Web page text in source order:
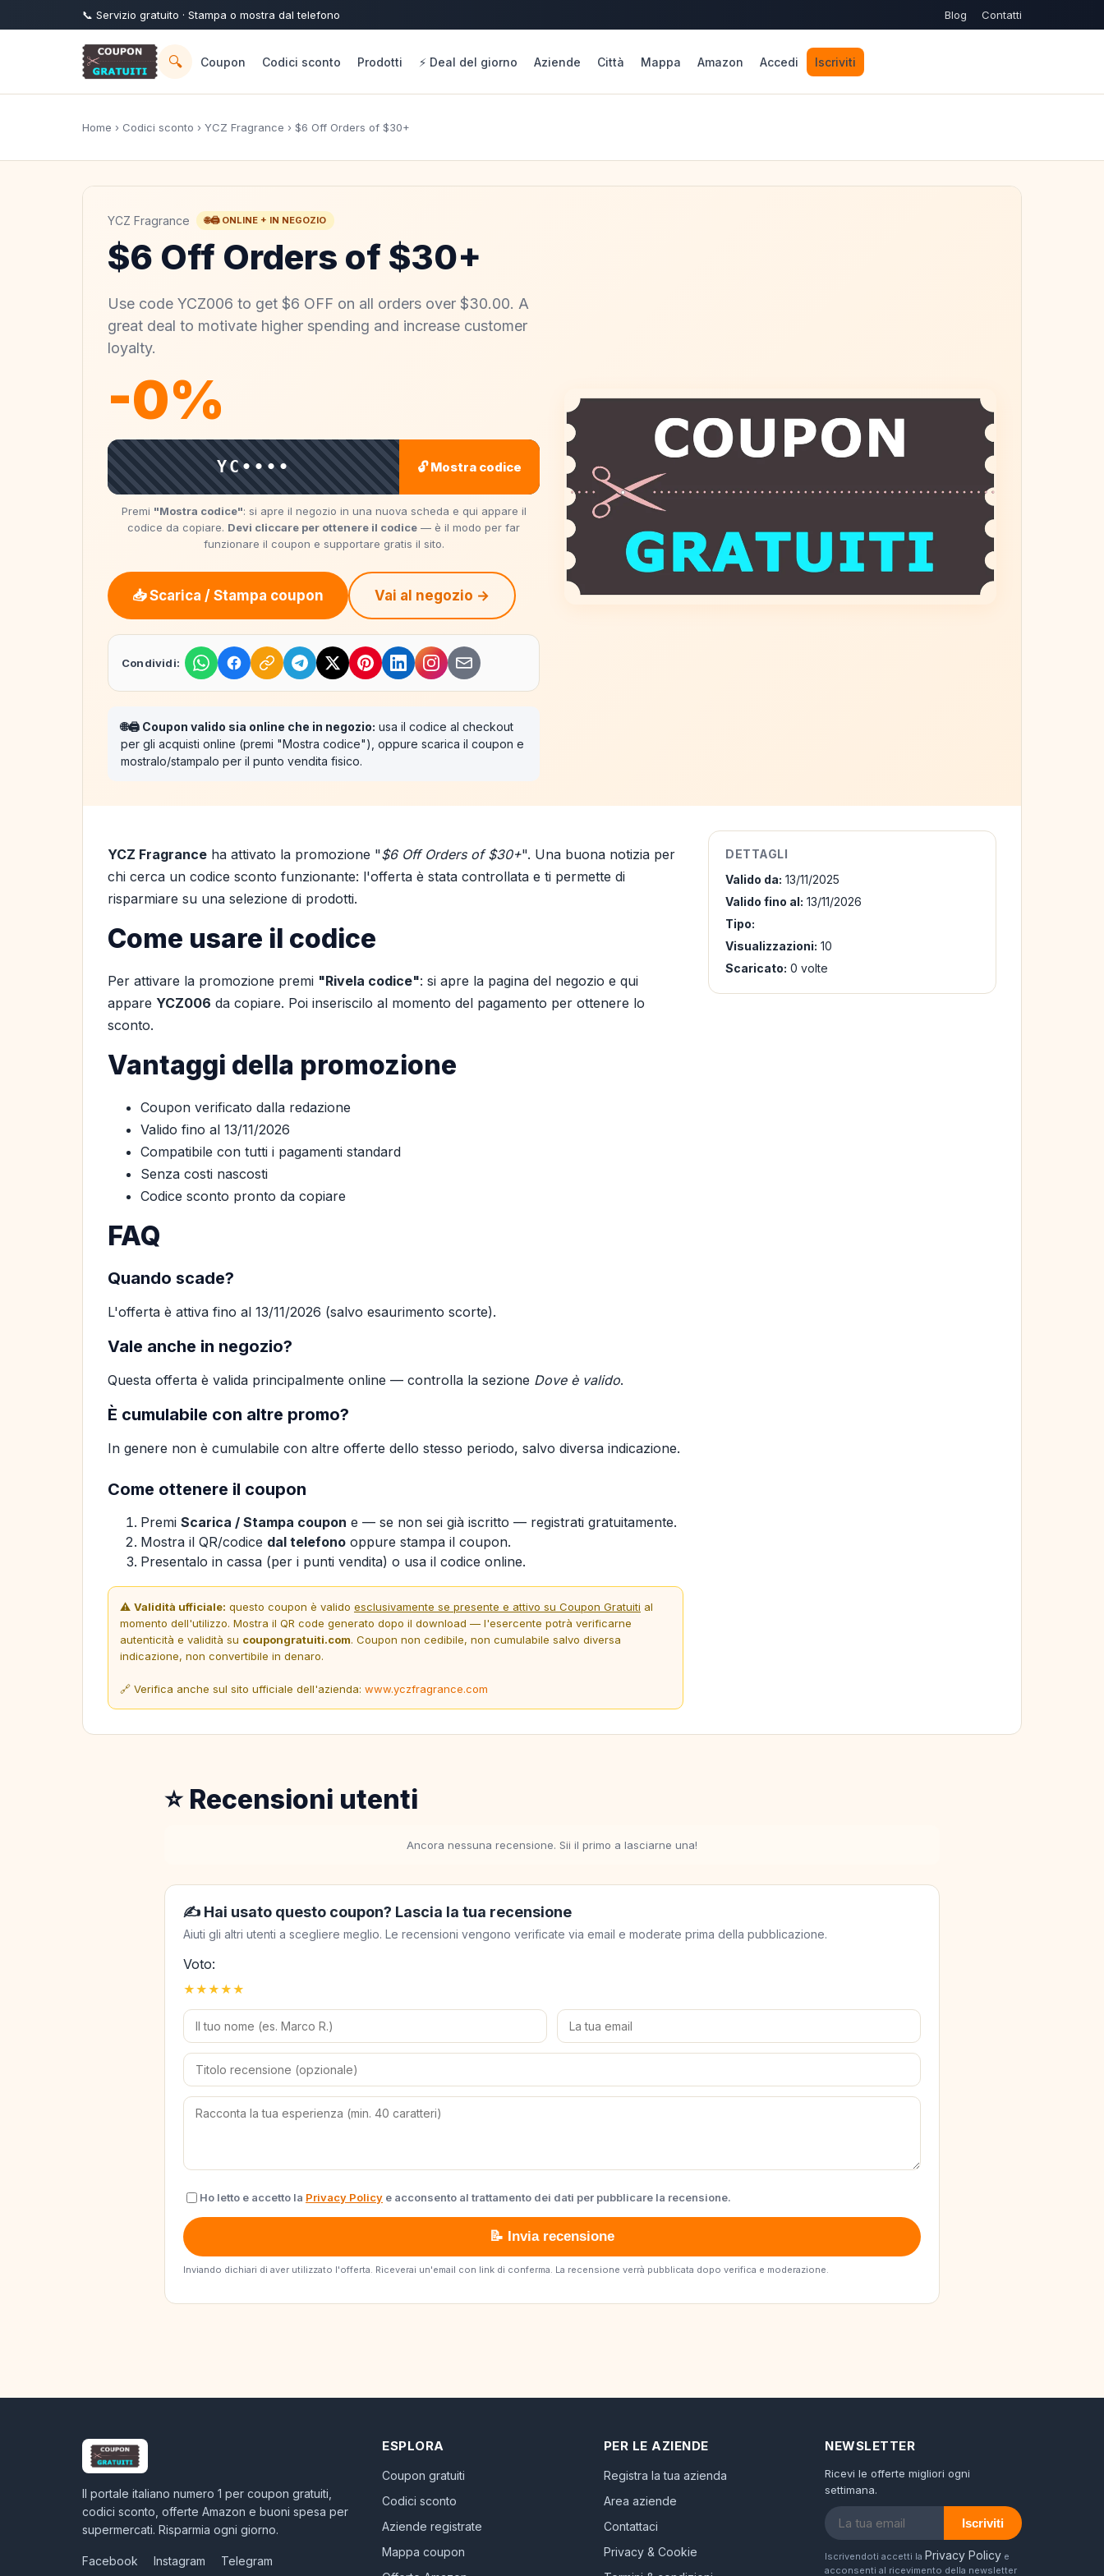
📞 Servizio gratuito · Stampa o mostra dal telefono Blog Contatti
🔍 Coupon Codici sconto Prodotti ⚡ Deal del giorno Aziende Città Mappa Amazon Accedi Iscriviti
Home › Codici sconto › YCZ Fragrance › $6 Off Orders of $30+
YCZ Fragrance 🌐🖨️ ONLINE + IN NEGOZIO
$6 Off Orders of $30+
Use code YCZ006 to get $6 OFF on all orders over $30.00. A
great deal to motivate higher spending and increase customer
loyalty.
-0%
YC•••• 🔓 Mostra codice
Premi "Mostra codice": si apre il negozio in una nuova scheda e qui appare il
codice da copiare. Devi cliccare per ottenere il codice — è il modo per far
funzionare il coupon e supportare gratis il sito.
📥 Scarica / Stampa coupon Vai al negozio →
Condividi:
🌐🖨️ Coupon valido sia online che in negozio: usa il codice al checkout
per gli acquisti online (premi "Mostra codice"), oppure scarica il coupon e
mostralo/stampalo per il punto vendita fisico.
YCZ Fragrance ha attivato la promozione "$6 Off Orders of $30+". Una buona notizia per
chi cerca un codice sconto funzionante: l'offerta è stata controllata e ti permette di
risparmiare su una selezione di prodotti.
Come usare il codice
Per attivare la promozione premi "Rivela codice": si apre la pagina del negozio e qui
appare YCZ006 da copiare. Poi inseriscilo al momento del pagamento per ottenere lo
sconto.
Vantaggi della promozione
Coupon verificato dalla redazione
Valido fino al 13/11/2026
Compatibile con tutti i pagamenti standard
Senza costi nascosti
Codice sconto pronto da copiare
FAQ
Quando scade?
L'offerta è attiva fino al 13/11/2026 (salvo esaurimento scorte).
Vale anche in negozio?
Questa offerta è valida principalmente online — controlla la sezione Dove è valido.
È cumulabile con altre promo?
In genere non è cumulabile con altre offerte dello stesso periodo, salvo diversa indicazione.
Come ottenere il coupon
Premi Scarica / Stampa coupon e — se non sei già iscritto — registrati gratuitamente.
Mostra il QR/codice dal telefono oppure stampa il coupon.
Presentalo in cassa (per i punti vendita) o usa il codice online.
⚠️ Validità ufficiale: questo coupon è valido esclusivamente se presente e attivo su Coupon Gratuiti al
momento dell'utilizzo. Mostra il QR code generato dopo il download — l'esercente potrà verificarne
autenticità e validità su coupongratuiti.com. Coupon non cedibile, non cumulabile salvo diversa
indicazione, non convertibile in denaro.
🔗 Verifica anche sul sito ufficiale dell'azienda: www.yczfragrance.com
DETTAGLI
Valido da: 13/11/2025
Valido fino al: 13/11/2026
Tipo:
Visualizzazioni: 10
Scaricato: 0 volte
⭐ Recensioni utenti
Ancora nessuna recensione. Sii il primo a lasciarne una!
✍️ Hai usato questo coupon? Lascia la tua recensione
Aiuti gli altri utenti a scegliere meglio. Le recensioni vengono verificate via email e moderate prima della pubblicazione.
Voto:
★
★
★
★
★
Ho letto e accetto la Privacy Policy e acconsento al trattamento dei dati per pubblicare la recensione.
📝 Invia recensione
Inviando dichiari di aver utilizzato l'offerta. Riceverai un'email con link di conferma. La recensione verrà pubblicata dopo verifica e moderazione.
Il portale italiano numero 1 per coupon gratuiti,
codici sconto, offerte Amazon e buoni spesa per
supermercati. Risparmia ogni giorno.
Facebook Instagram Telegram
ESPLORA
Coupon gratuiti
Codici sconto
Aziende registrate
Mappa coupon
PER LE AZIENDE
Registra la tua azienda
Area aziende
Contattaci
Privacy & Cookie
NEWSLETTER
Ricevi le offerte migliori ogni
settimana.
Iscriviti
Iscrivendoti accetti la Privacy Policy e
acconsenti al ricevimento della newsletter